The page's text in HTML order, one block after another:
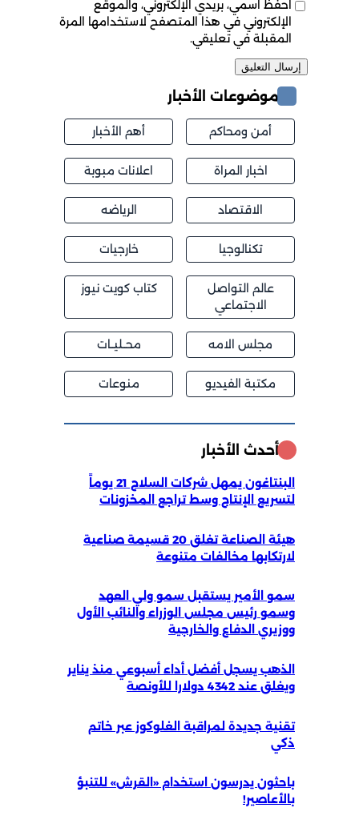
احفظ اسمي، بريدي الإلكتروني، والموقع
الإلكتروني في هذا المتصفح لاستخدامها المرة
المقبلة في تعليقي.
موضوعات الأخبار
أمن ومحاكم أهم الأخبار
اخبار المراة اعلانات مبوبة
الاقتصاد
تكنالوجيا خارجيات
عالم التواصل
الاجتماعي
كتاب كويت نيوز
مجلس الامه محــليــات
مكتبة الفيديو منوعات
أحدث الأخبار
البنتاغون يمهل شركات السلاح 21 يوماً
لتسريع الإنتاج وسط تراجع المخزونات
هيئة الصناعة تغلق 20 قسيمة صناعية
لارتكابها مخالفات متنوعة
سمو الأمير يستقبل سمو ولي العهد
وسمو رئيس مجلس الوزراء والنائب الأول
ووزيري الدفاع والخارجية
الذهب يسجل أفضل أداء أسبوعي منذ يناير
ويغلق عند 4342 دولارا للأونصة
تقنية جديدة لمراقبة الغلوكوز عبر خاتم
باحثون يدرسون استخدام «القرش» للتنبؤ
بالأعاصير!